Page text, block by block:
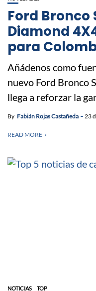
Ford Bronco
Diamond
para
Añádenos como
nuevo Ford Bronco
llega a reforzar la
By Fabián Rojas Castañeda 23
READ MORE
NOTICIAS TOP